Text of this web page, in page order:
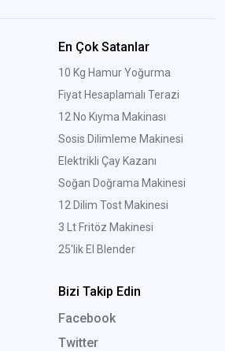
En Çok Satanlar
10 Kg Hamur Yoğurma
Fiyat Hesaplamalı Terazi
12 No Kıyma Makinası
Sosis Dilimleme Makinesi
Elektrikli Çay Kazanı
Soğan Doğrama Makinesi
12 Dilim Tost Makinesi
3 Lt Fritöz Makinesi
25'lik El Blender
Bizi Takip Edin
Facebook
Twitter